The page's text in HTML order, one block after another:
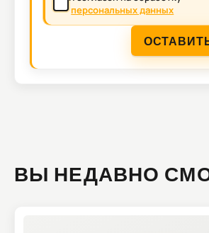
персональных данных
ВЫ НЕДАВНО